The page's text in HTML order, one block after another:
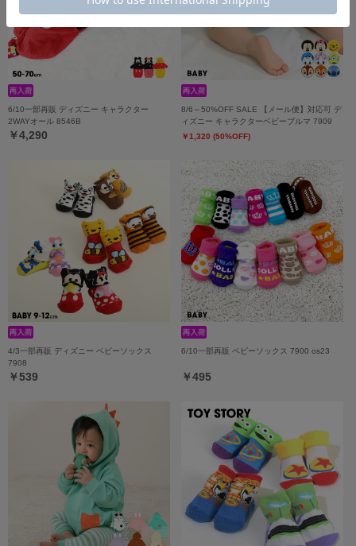
6/10一部再販 ディズニー キャラクター
2WAYオール 8546B
￥4,290
8/6～50%OFF SALE 【メール便】対応可 デ
ィズニー キャラクターベビーブルマ 7909
￥1,320 (50%OFF)
4/3一部再販 ディズニー ベビーソックス
7908
￥539
6/10一部再販 ベビーソックス 7900 os23
￥495